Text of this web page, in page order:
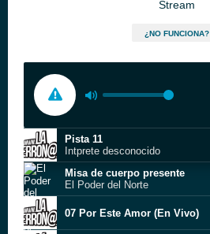
Stream
¿NO FUNCIONA?
Pista 11
Intprete desconocido
Misa de cuerpo presente
El Poder del Norte
07 Por Este Amor (En Vivo)